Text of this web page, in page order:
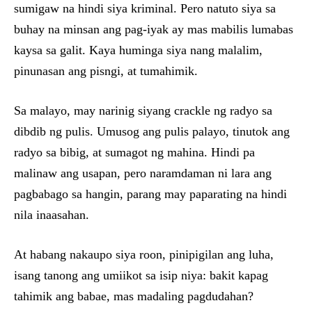
sumigaw na hindi siya kriminal. Pero natuto siya sa
buhay na minsan ang pag-iyak ay mas mabilis lumabas
kaysa sa galit. Kaya huminga siya nang malalim,
pinunasan ang pisngi, at tumahimik.
Sa malayo, may narinig siyang crackle ng radyo sa
dibdib ng pulis. Umusog ang pulis palayo, tinutok ang
radyo sa bibig, at sumagot ng mahina. Hindi pa
malinaw ang usapan, pero naramdaman ni lara ang
pagbabago sa hangin, parang may paparating na hindi
nila inaasahan.
At habang nakaupo siya roon, pinipigilan ang luha,
isang tanong ang umiikot sa isip niya: bakit kapag
tahimik ang babae, mas madaling pagdudahan?